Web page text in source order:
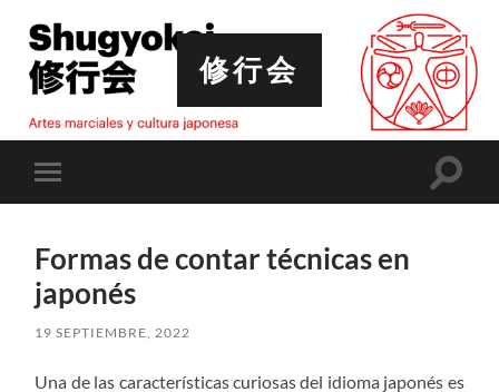
修行会
Alternar
el
Formas de contar técnicas en
japonés
19 SEPTIEMBRE, 2022
Una de las características curiosas del idioma japonés es